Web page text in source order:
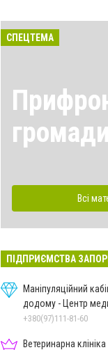
СПЕЦТЕМА
громади
Всі
ПІДПРИЄМСТВА
Маніпуляційний
додому - Центр
Запоріжжі
+380(97)111-81-60
Ветеринарна